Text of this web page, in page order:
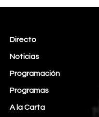
Directo
Noticias
Programación
Programas
A la Carta